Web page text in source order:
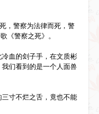
，警察为法律而死，警
《警察之死》。
血的刽子手，在文质彬
们看到的是一个人面兽
寸不烂之舌，竟也不能